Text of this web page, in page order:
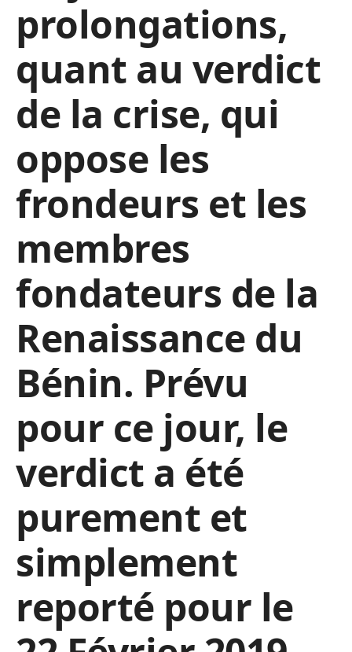
prolongations,
quant au verdict
de la crise, qui
oppose les
frondeurs et les
membres
fondateurs de la
Renaissance du
Bénin. Prévu
pour ce jour, le
verdict a été
purement et
simplement
reporté pour le